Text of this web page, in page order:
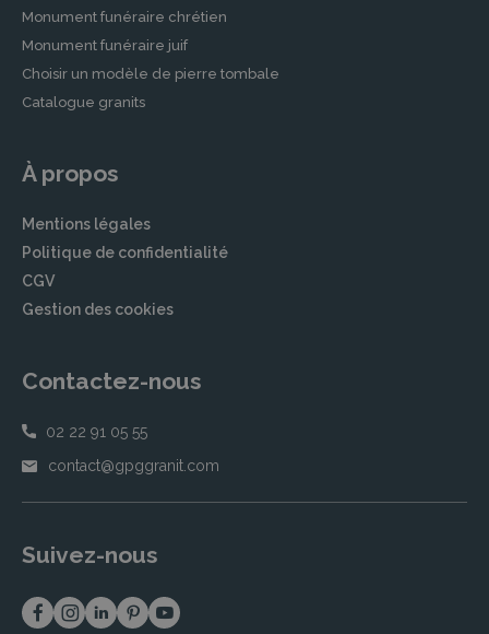
Monument funéraire chrétien
Monument funéraire juif
Choisir un modèle de pierre tombale
Catalogue granits
À propos
Mentions légales
Politique de confidentialité
CGV
Gestion des cookies
Contactez-nous
02 22 91 05 55
contact@gpggranit.com
Suivez-nous